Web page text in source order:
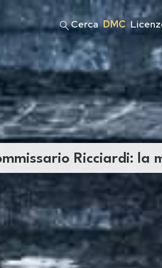
Cerca DMC
Ricciardi: la